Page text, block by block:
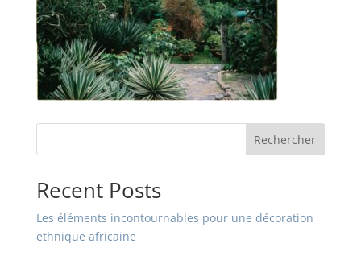
Rechercher
Recent Posts
Les éléments incontournables pour une décoration
ethnique africaine